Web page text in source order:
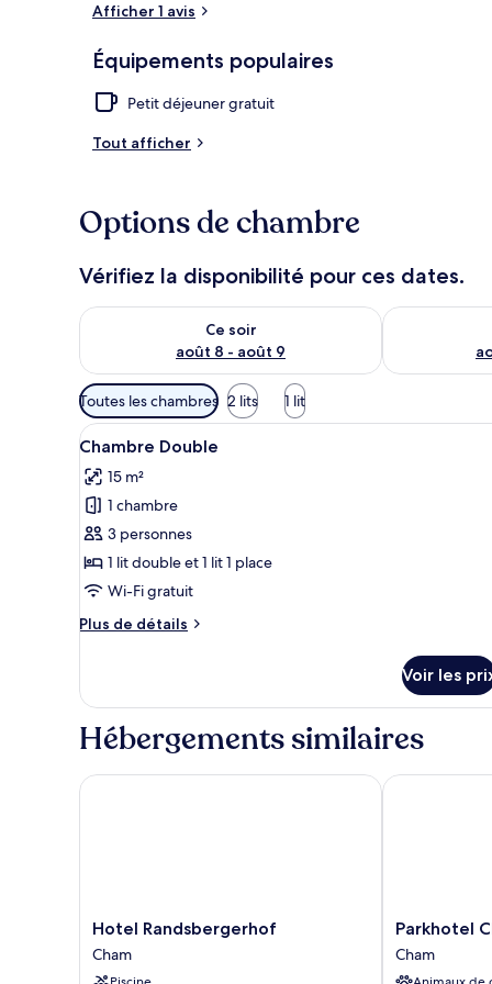
Afficher 1 avis
Équipements populaires
Petit déjeuner gratuit
Tout afficher
Options de chambre
Vérifiez la disponibilité pour ces dates.
Ce soir
août 8 - août 9
Vérifier la disponibilité pour ce soir août 8 - août 9
Vérifier la
Filtres
disponibles
pour
les
chambres
Toutes les chambres 2 lits 1 lit
Afficher
toutes
les
photos
pour
ce
type
chambre :
Une chambre à coucher avec
3
Chambre Double
15 m²
1 chambre
3 personnes
1 lit double et 1 lit 1 place
Wi-Fi gratuit
Plus de détails
Plus
le
type
de
Chambre
Voir les
Hébergements similaires
Hotel
Randsbergerhof
Cham
Hotel Randsbergerhof
Cham
Hotel Randsbergerhof
Parkhotel
Cham
Cham
Parkhotel
Cham
Parkhotel